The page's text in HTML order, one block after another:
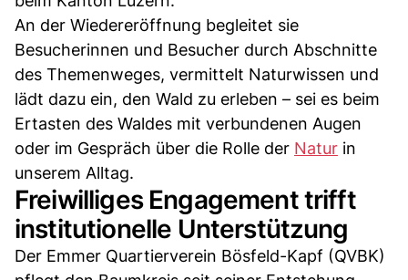
An der Wiedereröffnung begleitet sie
Besucherinnen und Besucher durch Abschnitte
des Themenweges, vermittelt Naturwissen und
lädt dazu ein, den Wald zu erleben – sei es beim
Ertasten des Waldes mit verbundenen Augen
oder im Gespräch über die Rolle der Natur in
unserem Alltag.
Freiwilliges Engagement trifft
institutionelle Unterstützung
Der Emmer Quartierverein Bösfeld-Kapf (QVBK)